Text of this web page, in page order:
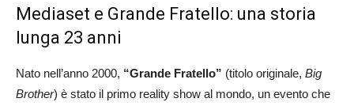
Mediaset e Grande Fratello: una storia
lunga 23 anni
Nato nell’anno 2000, “Grande Fratello” (titolo originale, Big
Brother) è stato il primo reality show al mondo, un evento che